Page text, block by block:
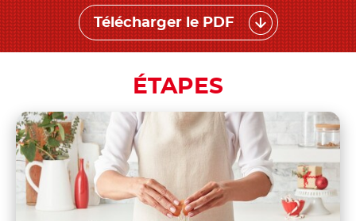
Télécharger le PDF
ÉTAPES